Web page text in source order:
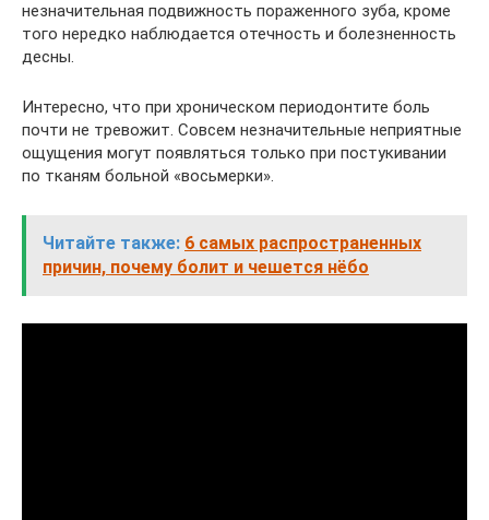
незначительная подвижность пораженного зуба, кроме
того нередко наблюдается отечность и болезненность
десны.
Интересно, что при хроническом периодонтите боль
почти не тревожит. Совсем незначительные неприятные
ощущения могут появляться только при постукивании
по тканям больной «восьмерки».
Читайте также: 6 самых распространенных
причин, почему болит и чешется нёбо